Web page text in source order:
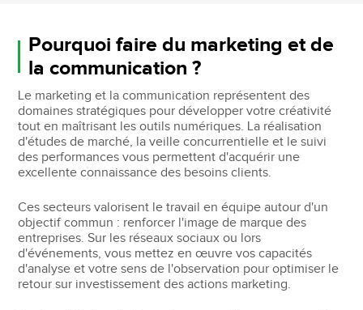
Pourquoi faire du marketing et de
la communication ?
Le marketing et la communication représentent des
domaines stratégiques pour développer votre créativité
tout en maîtrisant les outils numériques. La réalisation
d'études de marché, la veille concurrentielle et le suivi
des performances vous permettent d'acquérir une
excellente connaissance des besoins clients.
Ces secteurs valorisent le travail en équipe autour d'un
objectif commun : renforcer l'image de marque des
entreprises. Sur les réseaux sociaux ou lors
d'événements, vous mettez en œuvre vos capacités
d'analyse et votre sens de l'observation pour optimiser le
retour sur investissement des actions marketing.